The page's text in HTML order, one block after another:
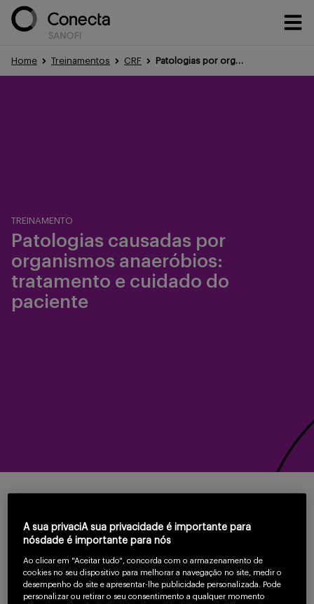
Conteúdos
Portfólio
Cadastrar
Home Treinamentos CRF Patologias por organismos anaeróbios: tratamento
TREINAMENTO
Patologias causadas por
organismos anaeróbios:
tratamento e cuidado do
paciente
Este treinamento tem como objetivo revisar e atualizar o
farmacêutico a respeito de infecções causadas por
A sua privaciA sua privacidade é importante para
nósdade é importante para nós
Ao clicar em "Aceitar tudo", concorda com o armazenamento de
cookies no seu dispositivo para melhorar a navegação no site, medir o
desempenho do site e apresentar-lhe publicidade personalizada. Pode
personalizar ou retirar o seu consentimento a qualquer momento